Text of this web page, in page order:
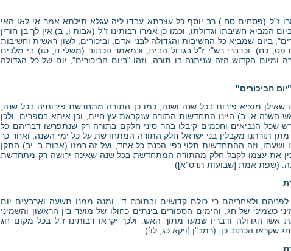
ז"ל (פסחים סח.) רב יוסף כל עצרתא עבדו ליה עגלא תילתא אמר אי לאו האי
המביא חשיבתו וגדולתו, וכמו כן אמרו רבותינו ז"ל (אבות ו, ב) אין לך בן חורין
ביום שמביא כל החשיבות והגדולה לבני אדם, וביכורים, לשון ראשית וחשיבות
פט, כח). וכדברי רש"י ז"ל בגדול הבית, וכמאמר הכתוב (משלי ח, טו) בי מלכים
ומיום הקדוש הזה שניתנה בו תורה, וזהו "ביום הביכורים", יום של כל הגדולה
הביכורים"
שאילן מוציא פירות בכל שנה ושנה, כמו כן התורה מתחדשת פירותיה בכל שנה,
השנה א, ב) היינו התחדשות התורה שנקראת עץ חיים, וכן איתא בספרים. ולכן
שכל הנביאים וחכמים קיבלו בהר סיני חלקם בתורה רק שנתפרשו דבריהם כל
תורתנו מקבלין בני ישראל חלק התורה המתחדשת על כל ימי השנה, ואחר כך
וזה ההתחדשות תלוי כפי הכנת כל אחד, ועל זה רמזו (אבות ב. יב) התקן
את עצמו לקבל חלק מהתורה המתחדשת בכל שנה שאינה ירושה רק מתחדשת
(שפת אמת [שבועות תרס"א])
ולאחריהם כי כולם קדושים ובתוכם ד', ומנה ממנו תשעה וארבעים יום
כשמיני של חג, והימים הספורים בינתים כחולו של מועד בין הראשון והשמיני
הגדולה ודבריו שמעו מתוך האש. ולכך יקראו רבותינו ז"ל בכל מקום חג
שקראו הכתוב כן. (רמב"ן [ויקא כג, לו])